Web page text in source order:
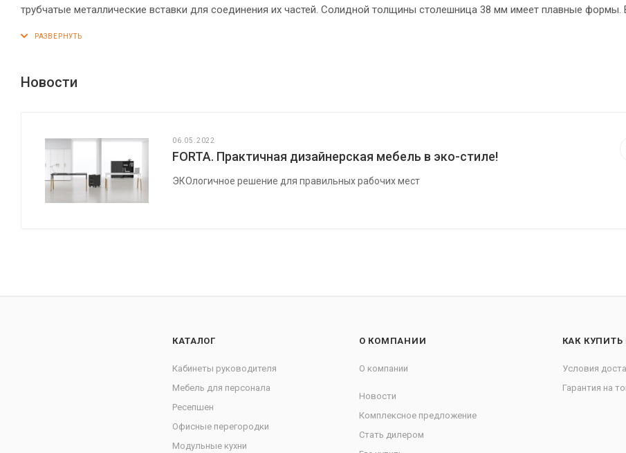
трубчатые металлические вставки для соединения их частей. Солидной толщины столешница 38 мм имеет плавные формы.
креплениями – эксцентриковыми стяжками. Регулируемые по высоте опоры обеспечат столу устойчивость на неровном полу.
Новости
06.05.2022
FORTA. Практичная дизайнерская мебель в эко-стиле!
ЭКОлогичное решение для правильных рабочих мест
КАТАЛОГ
Кабинеты руководителя
Мебель для персонала
Ресепшен
Офисные перегородки
Модульные кухни
О КОМПАНИИ
О компании
Новости
Комплексное предложение
Стать дилером
КАК КУПИТЬ
Условия
Гарантия на